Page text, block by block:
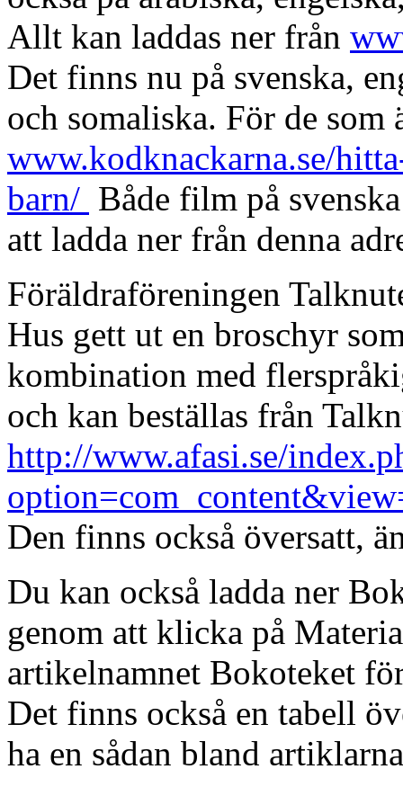
Allt kan laddas ner från
Det finns nu på svenska,
och somaliska. För de som
www.kodknackarna.se/
barn/ Både film på
att ladda ner från denna
Föräldraföreningen
Hus gett ut en broschyr
kombination med
och kan beställas från
http://www.afasi.se/
Den finns också översatt,
Du kan också ladda ner
genom att klicka på
artikelnamnet Bokoteket
Det finns också en tabell
ha en sådan bland